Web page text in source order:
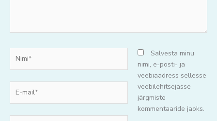
mail*
Salvesta minu
nimi, e-posti- ja
veebiaadress sellesse
veebilehitsejasse
järgmiste
kommentaaride jaoks.